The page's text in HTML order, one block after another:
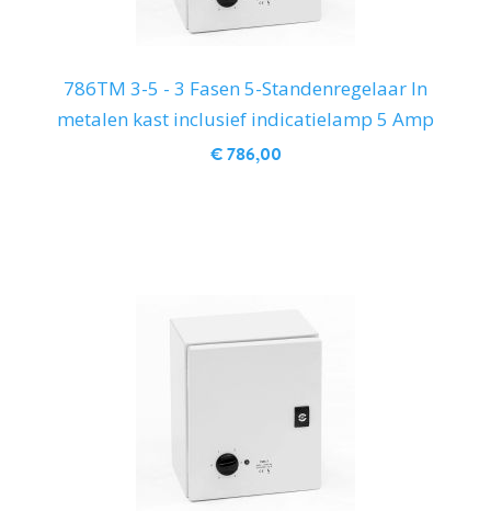
786TM 3-5 - 3 Fasen 5-Standenregelaar In
metalen kast inclusief indicatielamp 5 Amp
€ 786,00